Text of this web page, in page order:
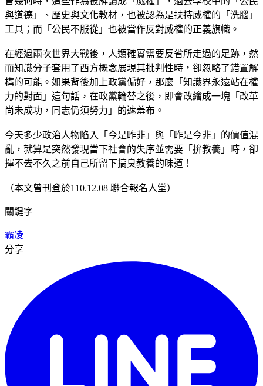
與道德」、歷史與文化教材，也被認為是扶持威權的「洗腦」
工具；而「公民不服從」也被當作反對威權的正義旗幟。
在經過兩次世界大戰後，人類確實需要反省所走過的足跡，然
而知識分子套用了西方概念展現其批判性時，卻忽略了錯置解
構的可能。如果背後加上政黨偏好，那麼「知識界永遠站在權
力的對面」這句話，在政黨輪替之後，即會改繪成一塊「改革
尚未成功，同志仍須努力」的遮羞布。
今天多少政治人物陷入「今是昨非」與「昨是今非」的價值混
亂，就算是突然發現當下社會的失序並需要「拚教養」時，卻
揮不去不久之前自己所留下搞臭教養的味道！
（本文曾刊登於110.12.08 聯合報名人堂）
關鍵字
霸凌
分享